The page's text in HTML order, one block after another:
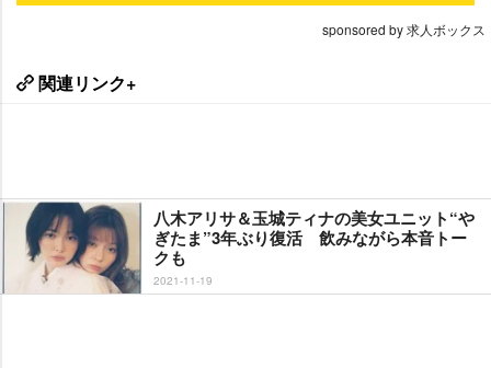
sponsored by 求人ボックス
関連リンク+
八木アリサ＆玉城ティナの美女ユニット“
ぎたま”3年ぶり復活 飲みながら本音トー
クも
2021-11-19